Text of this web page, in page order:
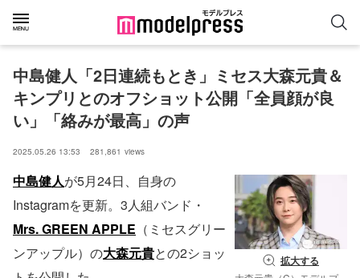
中島健人「2日連続もとき」ミセス大森元貴＆
キンプリとのオフショット公開「全員顔が良
い」「絡みが最高」の声
2025.05.26 13:53 281,861 views
拡大する
中島健人が5月24日、自身の
Instagramを更新。3人組バンド・
Mrs. GREEN APPLE （ミセスグリー
ンアップル）の大森元貴との2ショッ